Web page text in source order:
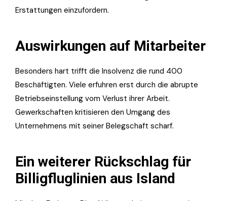
Erstattungen einzufordern.
Auswirkungen auf Mitarbeiter
Besonders hart trifft die Insolvenz die rund 400
Beschäftigten. Viele erfuhren erst durch die abrupte
Betriebseinstellung vom Verlust ihrer Arbeit.
Gewerkschaften kritisieren den Umgang des
Unternehmens mit seiner Belegschaft scharf.
Ein weiterer Rückschlag für
Billigfluglinien aus Island